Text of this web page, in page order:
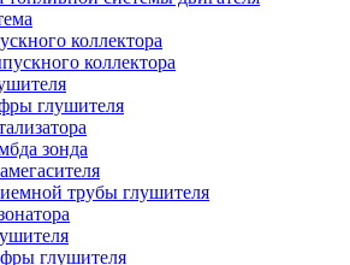
коллектора
коллектора
глушителя
зонда
трубы глушителя
глушителя